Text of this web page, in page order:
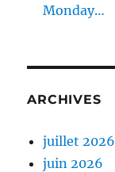
Monday…
ARCHIVES
juillet 2026
juin 2026